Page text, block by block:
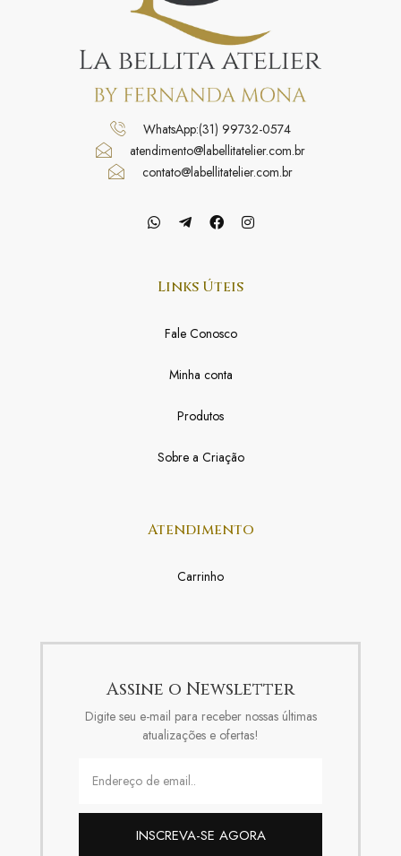
WhatsApp:(31) 99732-0574
atendimento@labellitatelier.com.br
contato@labellitatelier.com.br
Links Úteis
Fale Conosco
Minha conta
Produtos
Sobre a Criação
Atendimento
Carrinho
Assine o Newsletter
Digite seu e-mail para receber nossas últimas
atualizações e ofertas!
INSCREVA-SE AGORA